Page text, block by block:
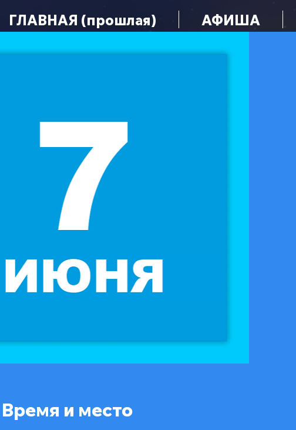
ГЛАВНАЯ (прошлая) АФИША
Время и место